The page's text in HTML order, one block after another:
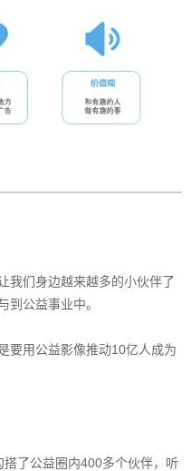
我们身边越来越多的小伙伴了
到公益事业中。
要用公益影像推动10亿人成为
了公益圈内400多个伙伴，听